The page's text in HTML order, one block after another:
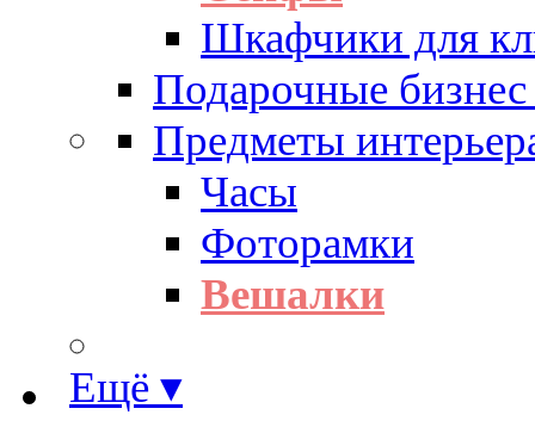
Шкафчики для
Подарочные бизнес
Предметы
Часы
Фоторамки
Вешалки
Ещё ▾